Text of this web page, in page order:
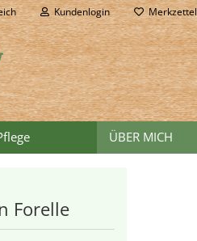
Kundenlogin Merkzettel
ÜBER MICH
Forelle